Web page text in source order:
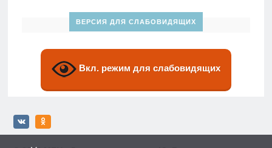
ВЕРСИЯ ДЛЯ СЛАБОВИДЯЩИХ
Вкл. режим для слабовидящих